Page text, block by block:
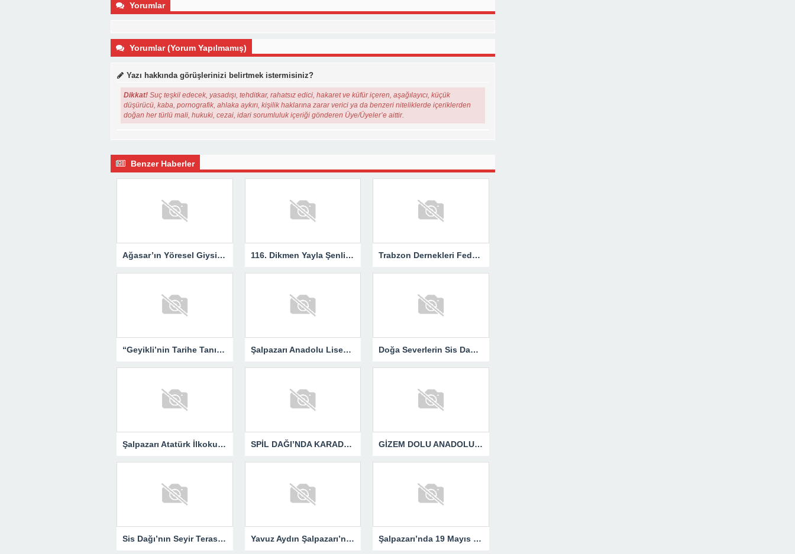
Yorumlar
Yorumlar (Yorum Yapılmamış)
Yazı hakkında görüşlerinizi belirtmek istermisiniz?
Dikkat! Suç teşkil edecek, yasadışı, tehditkar, rahatsız edici, hakaret ve küfür içeren, aşağılayıcı, küçük
düşürücü, kaba, pornografik, ahlaka aykırı, kişilik haklarına zarar verici ya da benzeri niteliklerde içeriklerden
doğan her türlü mali, hukuki, cezai, idari sorumluluk içeriği gönderen Üye/Üyeler’e aittir.
Benzer Haberler
Ağasar’ın Yöresel Giysileri Yerinde İncelendi.. 116. Dikmen Yayla Şenlikleri Coşkuyla Gerçekleştirildi Trabzon Dernekleri Federasyonu’ndan “Kupa Hak Ettiği Yere Verilsin”
“Geyikli’nin Tarihe Tanıklığı – Yemen’den Günümüze” Okurlarıyla Buluşuyor… Şalpazarı Anadolu Lisesi’nden Geleceğe Işık Tutan Proje.. Doğa Severlerin Sis Dağı Yürüyüşü..
Şalpazarı Atatürk İlkokulu Öğrencilerinden Sis Dağı’na Kültür Gezisi SPİL DAĞI’NDA KARADENİZ COŞKUSU YAŞANDI.. GİZEM DOLU ANADOLU FOTOĞRAF SERGİSİ ŞALPAZARI’NDA
Sis Dağı’nın Seyir Terası “Kalpak Kaya”… Yavuz Aydın Şalpazarı’nda Gönüllere Dokundu. Şalpazarı’nda 19 Mayıs Coşkusu Meydanlara Sığmadı..